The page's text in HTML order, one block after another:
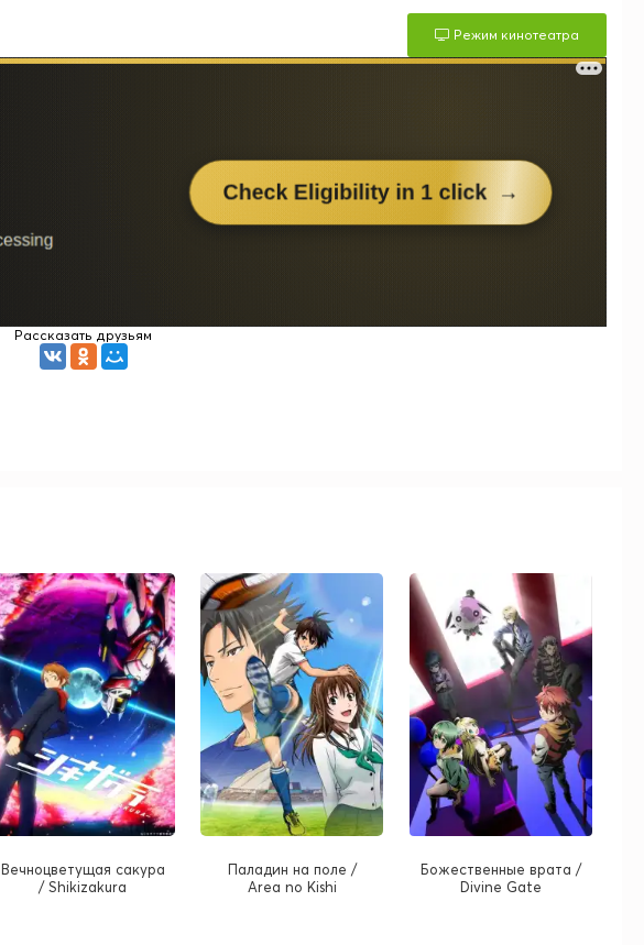
Режим кинотеатра
Рассказать друзьям
Вечноцветущая сакура
/ Shikizakura
Паладин на поле /
Area no Kishi
Божественные врата /
Divine Gate